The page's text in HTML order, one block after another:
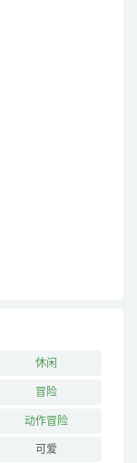
休闲
冒险
动作冒险
可爱